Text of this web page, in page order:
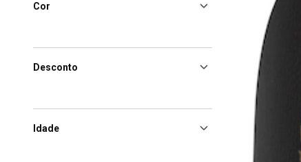
Cor
Desconto
Idade